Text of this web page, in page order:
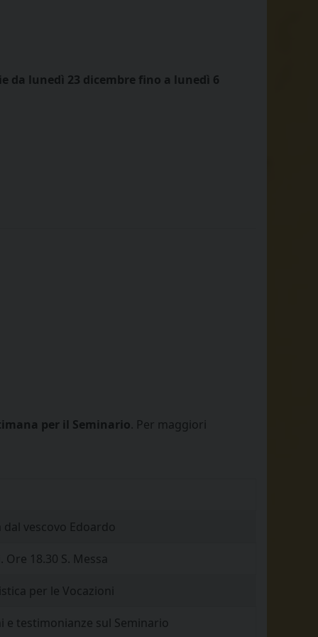
da lunedì 23 dicembre fino a lunedì 6
per il Seminario. Per maggiori
dal vescovo Edoardo
18.30 S. Messa
per le Vocazioni
e testimonianze sul Seminario